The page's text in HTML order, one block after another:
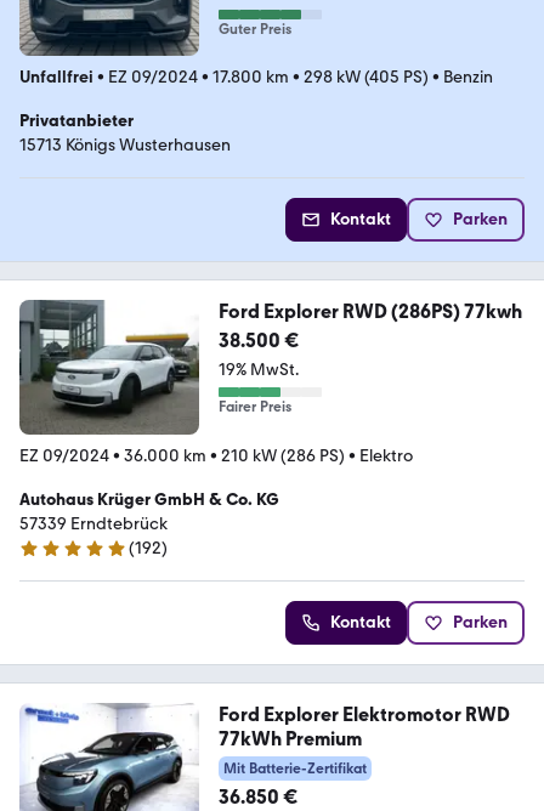
Guter Preis
Unfallfrei • EZ 09/2024• 17.800 km • 298 kW (405 PS) • Benzin
Privatanbieter
15713 Königs Wusterhausen
Kontakt Parken
Ford Explorer RWD (286PS) 77kwh
38.500 €
19% MwSt.
Fairer Preis
EZ 09/2024• 36.000 km • 210 kW (286 PS) • Elektro
Autohaus Krüger GmbH & Co. KG
57339 Erndtebrück
5 Sterne
(192)
Kontakt Parken
Ford Explorer Elektromotor RWD
77kWh Premium
Mit Batterie-Zertifikat
36.850 €